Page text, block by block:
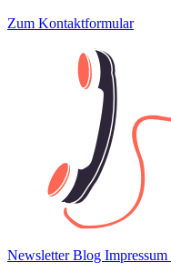
Zum Kontaktformular
NewsletterBlog Impressum